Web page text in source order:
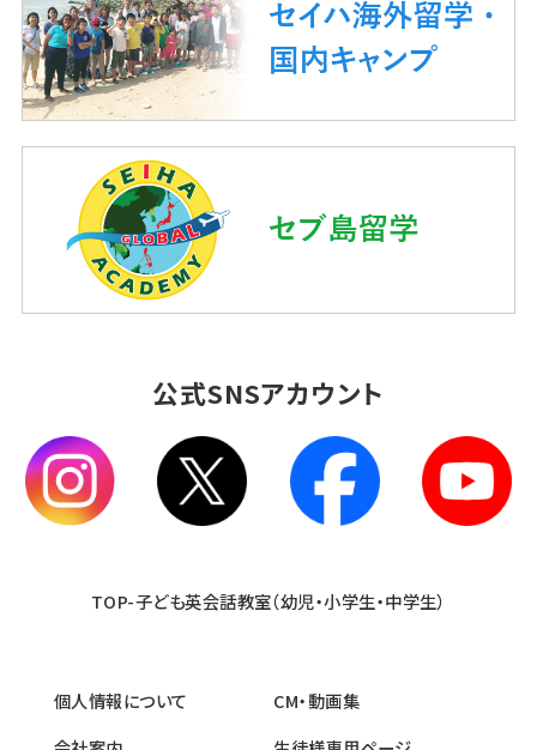
公式SNSアカウント
TOP-子ども英会話教室（幼児・小学生・中学生）
個人情報について
CM・動画集